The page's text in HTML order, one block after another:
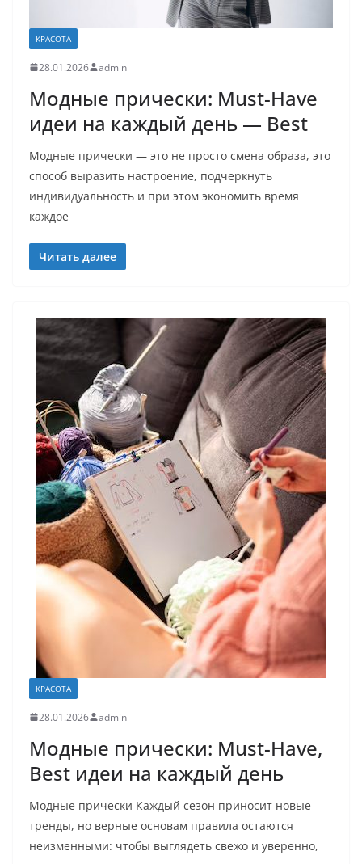
КРАСОТА
28.01.2026 admin
Модные прически: Must-Have
идеи на каждый день — Best
Модные прически — это не просто смена образа, это
способ выразить настроение, подчеркнуть
индивидуальность и при этом экономить время
каждое
Читать далее
КРАСОТА
28.01.2026 admin
Модные прически: Must-Have,
Best идеи на каждый день
Модные прически Каждый сезон приносит новые
тренды, но верные основам правила остаются
неизменными: чтобы выглядеть свежо и уверенно,